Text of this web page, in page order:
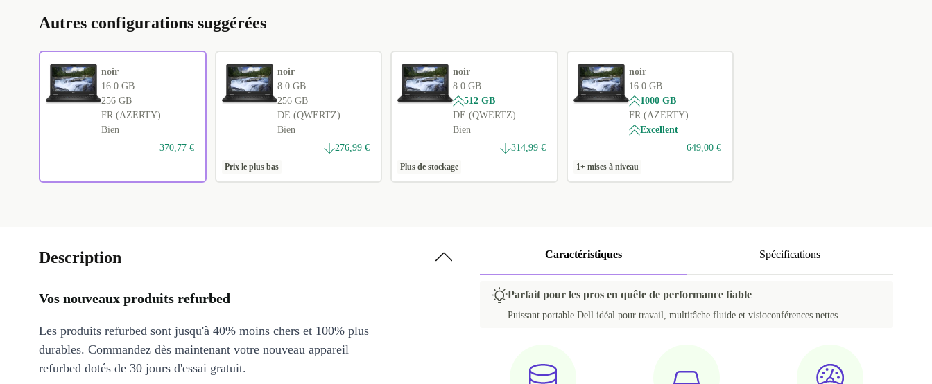
Autres configurations suggérées
noir
16.0 GB
256 GB
FR (AZERTY)
Bien
370,77 €
noir
8.0 GB
256 GB
DE (QWERTZ)
Bien
276,99 €
Prix le plus bas
noir
8.0 GB
512 GB
DE (QWERTZ)
Bien
314,99 €
Plus de stockage
noir
16.0 GB
1000 GB
FR (AZERTY)
Excellent
649,00 €
1+ mises à niveau
Caractéristiques Spécifications
Parfait pour les pros en quête de performance fiable
Puissant portable Dell idéal pour travail, multitâche fluide et visioconférences nettes.
Description
Vos nouveaux produits refurbed
Les produits refurbed sont jusqu'à 40% moins chers et 100% plus
durables. Commandez dès maintenant votre nouveau appareil
refurbed dotés de 30 jours d'essai gratuit.